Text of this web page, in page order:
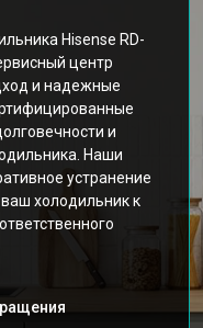
Hisense RD-
центр
и надежные
и
Наши
устранение
холодильник к